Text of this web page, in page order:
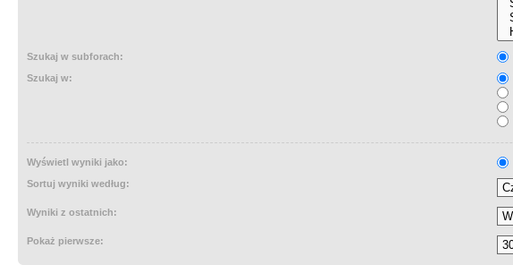
Szukaj w subforach:
Szukaj w:
Wyświetl wyniki jako:
Sortuj wyniki według:
Wyniki z ostatnich:
Pokaż pierwsze: